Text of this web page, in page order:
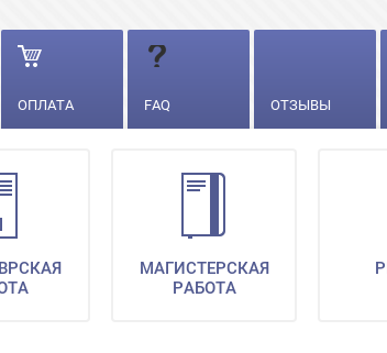
ОПЛАТА FAQ ОТЗЫВЫ
МАГИСТЕРСКАЯ
РАБОТА